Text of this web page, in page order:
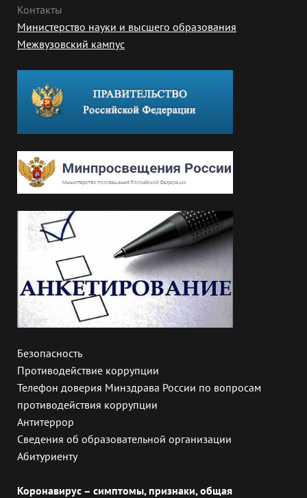
Контакты
Министерство науки и высшего образования
Межвузовский кампус
Безопасность
Противодействие коррупции
Телефон доверия Минздрава России по вопросам
противодействия коррупции
Антитеррор
Сведения об образовательной организации
Абитуриенту
Коронавирус – симптомы, признаки, общая